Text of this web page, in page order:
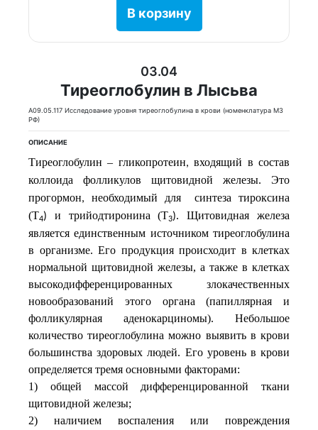
03.04
Тиреоглобулин в Лысьва
A09.05.117 Исследование уровня тиреоглобулина в крови (номенклатура МЗ
РФ)
ОПИСАНИЕ
Тиреоглобулин – гликопротеин,входящий в состав
коллоида
фолликулов щитовидной железы. Это
прогормон, необходимый для синтеза
тироксина
(Т4) и трийодтиронина (T3). Щитовидная железа
является единственным источником тиреоглобулина
в организме. Его продукция происходит в клетках
нормальной щитовидной железы, а также в клетках
высокодифференцированных злокачественных
новообразований этого органа (папиллярная и
фолликулярная аденокарциномы). Небольшое
количество тиреоглобулина можно выявить в крови
большинства здоровых людей. Его уровень в крови
определяется тремя основными факторами:
1) общей массой дифференцированной ткани
щитовидной железы;
2) наличием воспаления или повреждения
В корзину